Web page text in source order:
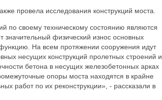
провела исследования конструкций моста.
по своему техническому состоянию являются
физический износ основных
На всем протяжении сооружения идут
несущих конструкций пролетных строений и
бетона в несущих железобетонных арках
опоры моста находятся в крайне
работ по их реконструкции», - рассказали в